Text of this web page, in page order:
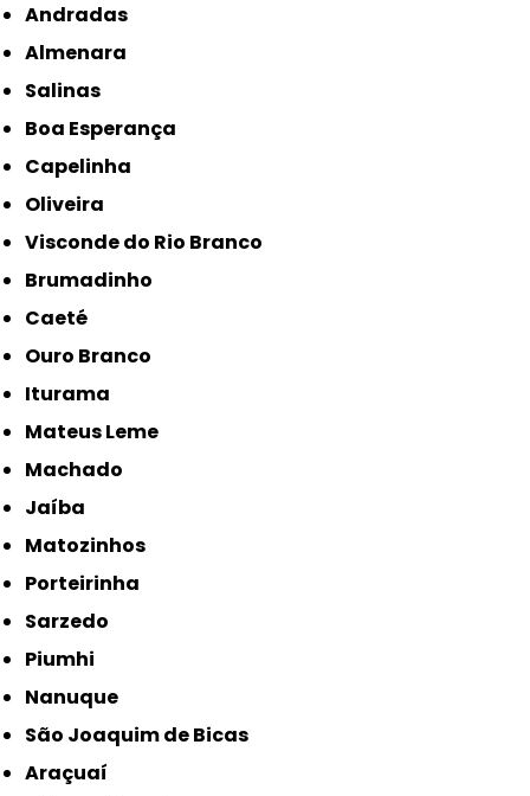
Andradas
Almenara
Salinas
Boa Esperança
Capelinha
Oliveira
Visconde do Rio Branco
Brumadinho
Caeté
Ouro Branco
Iturama
Mateus Leme
Machado
Jaíba
Matozinhos
Porteirinha
Sarzedo
Piumhi
Nanuque
São Joaquim de Bicas
Araçuaí